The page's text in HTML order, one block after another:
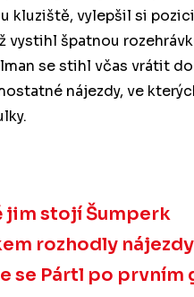
kluziště, vylepšil si
špatnou
se stihl včas vrátit
nájezdy, ve
jim stojí Šumperk
rozhodly nájezdy
se Pártl po prvním